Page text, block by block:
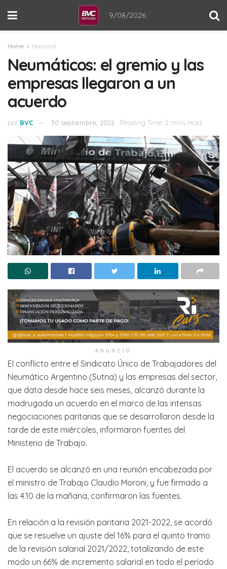
9/08/2026
Home Nacional
Neumáticos: el gremio y las
empresas llegaron a un
acuerdo
por BVC 30 septiembre, 2022 Reading Time: 2 mins read
ANUNCIO
El conflicto entre el Sindicato Único de Trabajadores del
Neumático Argentino (Sutna) y las empresas del sector,
que data desde hace seis meses, alcanzó durante la
madrugada un acuerdo en el marco de las intensas
negociaciones paritarias que se desarrollaron desde la
tarde de este miércoles, informaron fuentes del
Ministerio de Trabajo.
El acuerdo se alcanzó en una reunión encabezada por
el ministro de Trabajo Claudio Moroni, y fue firmado a
las 4.10 de la mañana, confirmaron las fuentes.
En relación a la revisión paritaria 2021-2022, se acordó
que se resuelve un ajuste del 16% para el quinto tramo
de la revisión salarial 2021/2022, totalizando de este
modo un 66% de incremento salarial en todo el período